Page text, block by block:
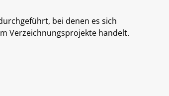
bei denen es sich
Verzeichnungsprojekte handelt.